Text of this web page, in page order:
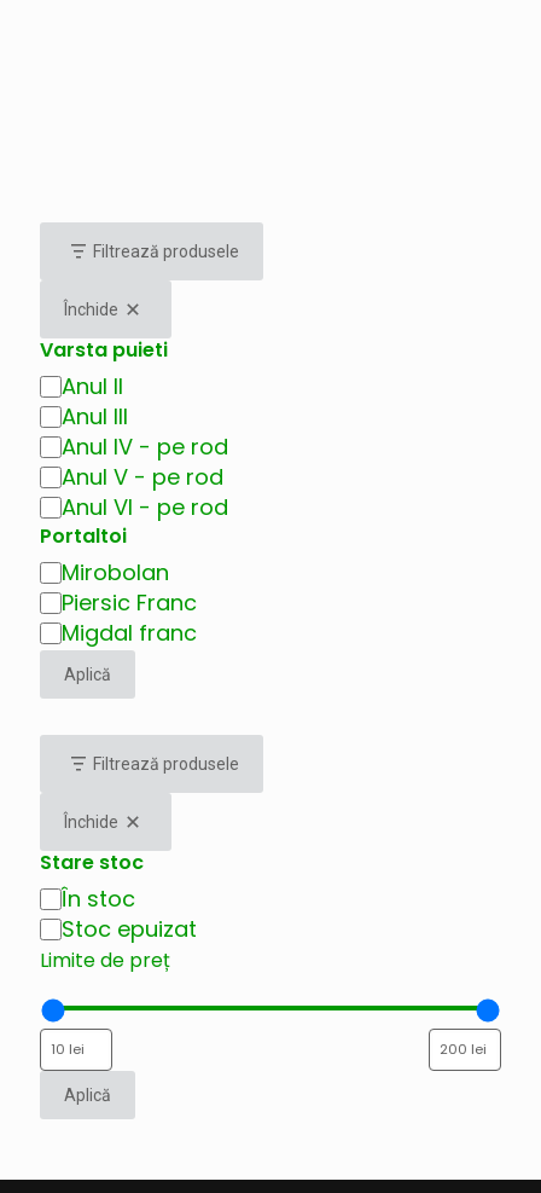
Filtrează produsele
Închide
Varsta puieti
Varsta
puieti
Anul II
Anul III
Anul IV - pe rod
Anul V - pe rod
Anul VI - pe rod
Portaltoi
Portaltoi
Mirobolan
Piersic Franc
Migdal franc
Aplică
Filtrează produsele
Închide
Stare stoc
Disponibilitate
În stoc
Stoc epuizat
Limite de preț
Aplică